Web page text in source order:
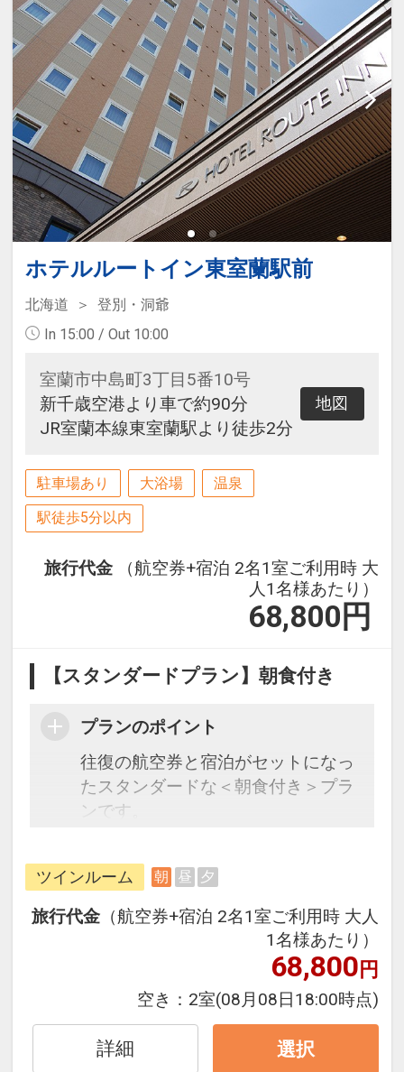
ホテルルートイン東室蘭駅前
北海道
登別・洞爺
In 15:00 / Out 10:00
室蘭市中島町3丁目5番10号
新千歳空港より車で約90分
JR室蘭本線東室蘭駅より徒歩2分
地図
駐車場あり 大浴場 温泉
駅徒歩5分以内
旅行代金
（航空券+宿泊 2名1室ご利用時 大
人1名様あたり）
68,800 円
【スタンダードプラン】朝食付き
プランのポイント
往復の航空券と宿泊がセットになっ
たスタンダードな＜朝食付き＞プラ
ンです。
できるダイナミックパッケージだか
ら、一都市滞在はもちろん周遊旅行
にも最適！
旅行期間中の1泊だけの宿泊や延
泊・飛び泊なども自由自在です。
フライトは、安心のJAL（または
JALグループ）確約！フライトマイ
ル50%貯まります。
オプションでレンタカーや現地交
ツインルーム 朝 昼 夕
旅行代金 （航空券+宿泊 2名1室ご利用時 大人
1名様あたり）
68,800円
空き： 2室(08月08日18:00時点)
詳細 選択